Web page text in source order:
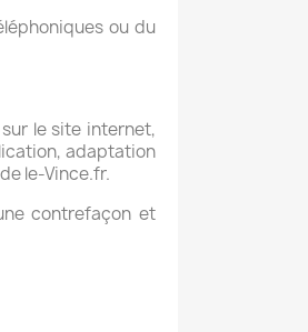
ou du
le site internet,
adaptation
le-Vince.fr.
contrefaçon et